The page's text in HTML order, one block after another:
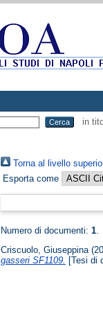
in
Torna al livello
Esporta come
Numero di documenti:1.
Criscuolo, Giuseppina
gasseri SF1109.
[Tesi di